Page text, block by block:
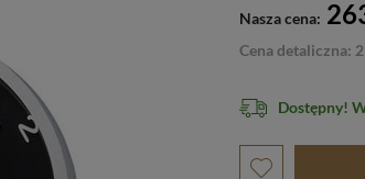
Nasza cena:
Cena detaliczna:
Dostępny!